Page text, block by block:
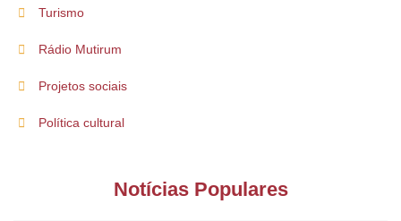
Turismo
Rádio Mutirum
Projetos sociais
Política cultural
Notícias Populares